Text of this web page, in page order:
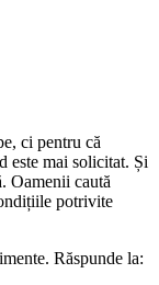
ci pentru că
este mai solicitat. Și
Oamenii caută
potrivite
Răspunde la: